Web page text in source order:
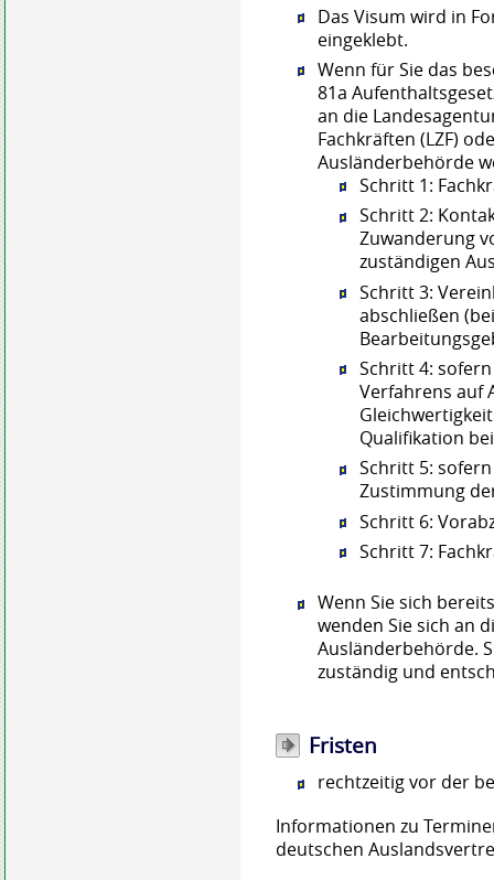
Das Visum wird in
eingeklebt.
Wenn für Sie das
81a
an die
Fachkräften (LZF)
Ausländerbehörde
Schritt 1:
Schritt 2:
Zuwanderung
zuständigen
Schritt 3:
abschließen
Schritt 4:
Verfahrens auf
Qualifikation
Schritt 5:
Zustimmung
Schritt 6:
Schritt 7:
Wenn Sie sich
wenden Sie sich an
Ausländerbehörde.
zuständig und
Fristen
rechtzeitig vor der
Informationen zu
deutschen